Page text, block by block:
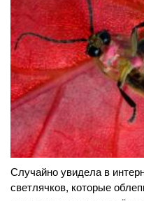
Случайно увидела в
светлячков, которые